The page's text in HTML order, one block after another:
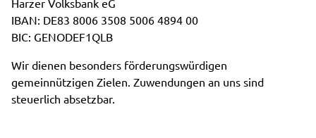
IBAN: DE83 8006 3508 5006 4894 00
BIC: GENODEF1QLB
Wir dienen besonders förderungswürdigen
gemeinnützigen Zielen. Zuwendungen an uns sind
steuerlich absetzbar.